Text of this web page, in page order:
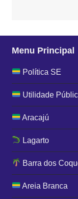
Menu Principal
Política SE
Utilidade
Aracajú
Lagarto
Barra dos
Areia Branca